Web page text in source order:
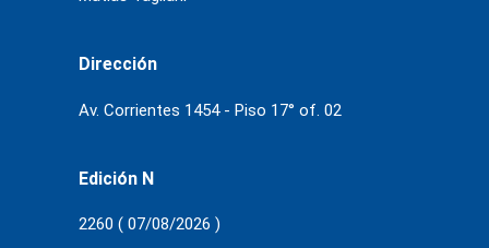
Dirección
Av. Corrientes 1454 - Piso 17° of. 02
Edición N
2260 ( 07/08/2026 )